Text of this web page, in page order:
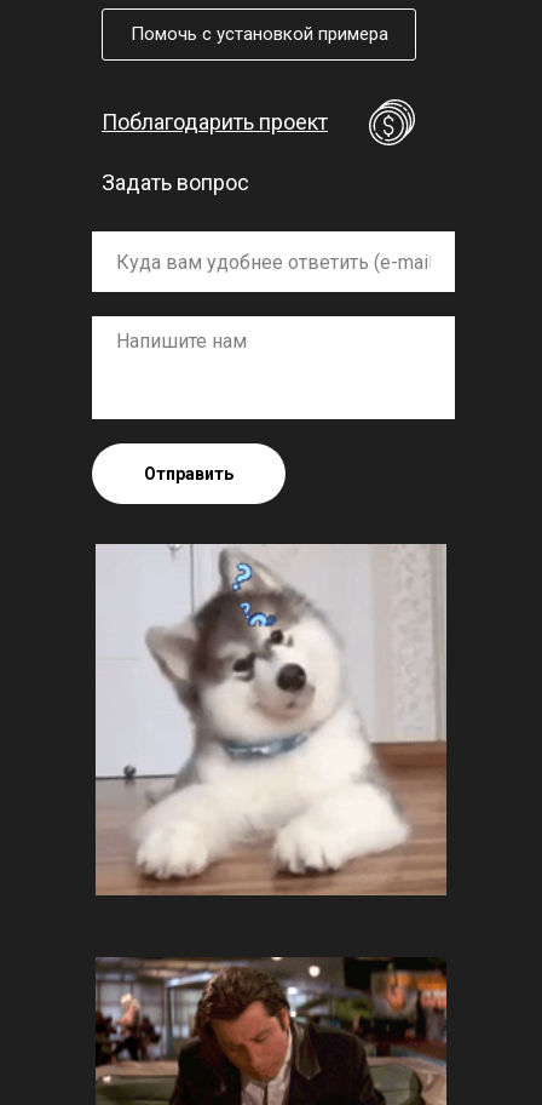
Отправить
Поблагодарить проект
Задать вопрос
Помочь с установкой примера